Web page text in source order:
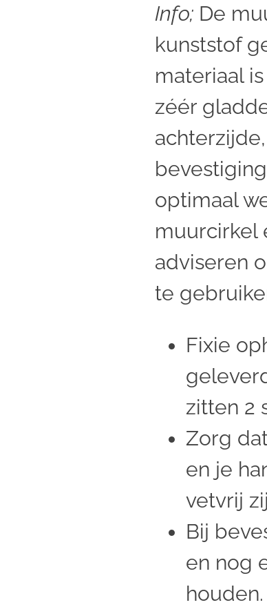
Info; De
kunststof
materiaal
zéér
optimaal
muurcirkel
adviseren
te
Fixie
zitten 2
Zorg
en je
vetvrij
Bij
en nog
houden.